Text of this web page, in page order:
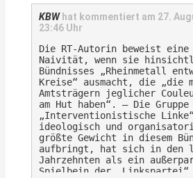
KBW hat kommentiert am 27.
23:46 Uhr
Die RT-Autorin beweist eine
Naivität, wenn sie
Bündnisses „Rheinmetall
Kreise“ ausmacht, die
Amtsträgern jeglicher
am Hut haben“. – Die Gruppe
„Interventionistische
ideologisch und
größte Gewicht in diesem
aufbringt, hat sich in den
Jahrzehnten als ein
Spielbein der